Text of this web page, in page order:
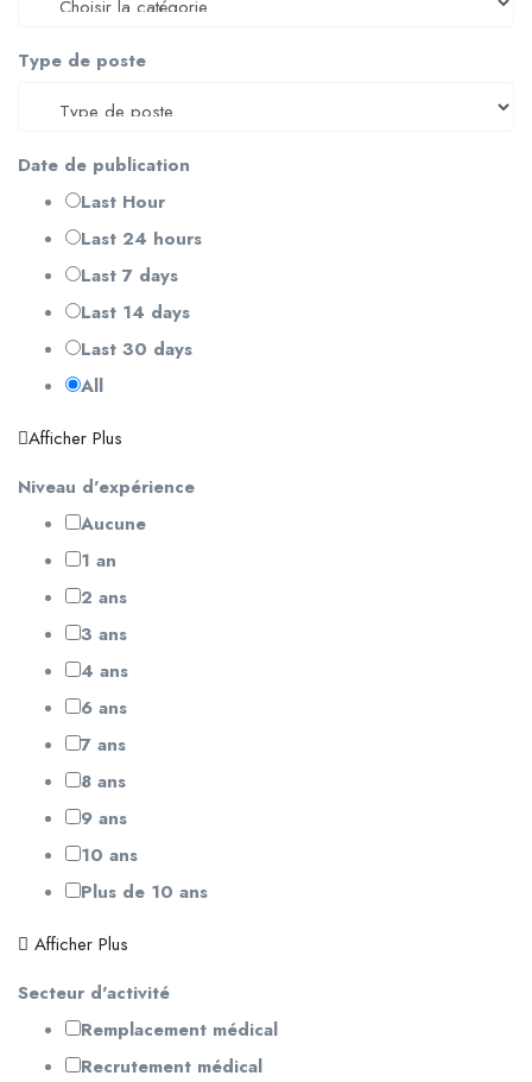
Type de poste
Date de publication
Last Hour
Last 24 hours
Last 7 days
Last 14 days
Last 30 days
All
Afficher Plus
Niveau d'expérience
Aucune
1 an
2 ans
3 ans
4 ans
6 ans
7 ans
8 ans
9 ans
10 ans
Plus de 10 ans
Afficher Plus
Secteur d'activité
Remplacement médical
Recrutement médical